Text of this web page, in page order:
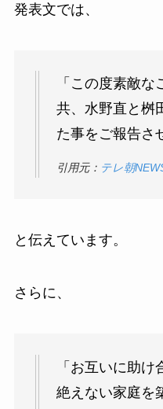
発表文では、
「この度素敵
共、水野直と桝
た事をご報告さ
引用元： テレ朝
と伝えています。
さらに、
「お互いに助
絶えない家庭を